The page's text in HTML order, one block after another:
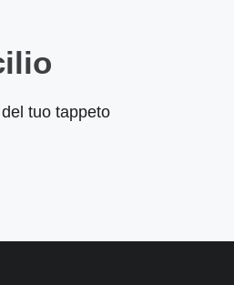
tuo tappeto